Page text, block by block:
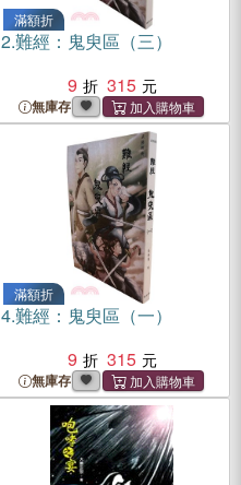
滿額折
2.難經：鬼臾區（三）
9
315
無庫存
滿額折
4.難經：鬼臾區（一）
9
315
無庫存